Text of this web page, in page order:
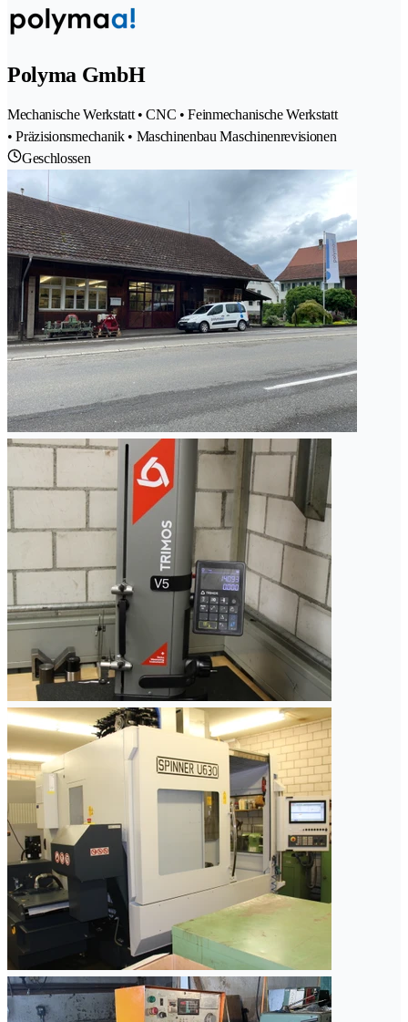
Polyma GmbH
Mechanische Werkstatt • CNC • Feinmechanische Werkstatt
• Präzisionsmechanik • Maschinenbau Maschinenrevisionen
Geschlossen